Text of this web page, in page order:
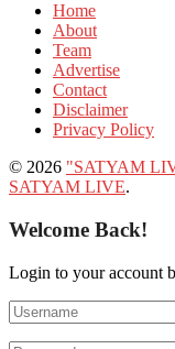
Home
About
Team
Advertise
Contact
Disclaimer
Privacy Policy
© 2026 "SATYAM
SATYAM LIVE.
Welcome Back!
Login to your account